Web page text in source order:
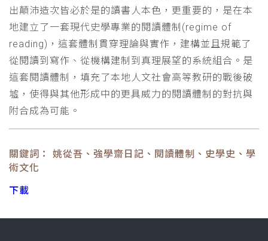
出顛沛造次皆必於是的讀書人本色，更重要的，是在本
地建立了一套現代史學專業的閱讀體制(regime of
reading)，這套體制貫穿理論與實作，建構並且規範了
從閱讀到寫作、從機構建制到真理展望的系統組合。是
這套閱讀體制，填充了本地人文社會高等教研的戰後破
墟，使得與其他形成中的更具威力的閱讀體制的對抗與
附合成為可能。
關鍵詞： 姚從吾、強學齋日記、閱讀體制、史學史、學
術文化
下載